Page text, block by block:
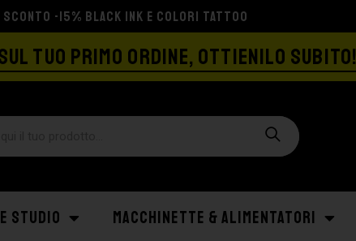
SPEDIZIONE GRATIS A PARTIRE DA €129
TUO PRIMO ORDINE, OTTIENILO SUBITO!
STUDIO MACCHINETTE & ALIMENTATORI